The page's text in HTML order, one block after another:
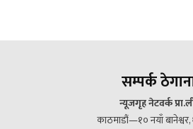
सम्पर्क
न्यूजगृह नेटवर्क
काठमाडौं—१० नयाँ बानेश्वर,